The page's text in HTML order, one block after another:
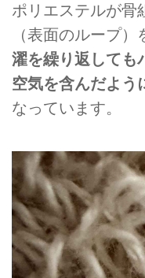
ポリエステルが骨
（表面のループ）
濯を繰り返しても
空気を含んだよう
なっています。